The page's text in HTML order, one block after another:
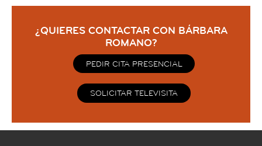
¿QUIERES CONTACTAR CON BÁRBARA
ROMANO?
PEDIR CITA PRESENCIAL
SOLICITAR TELEVISITA